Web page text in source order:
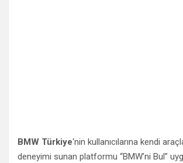
BMW Türkiye‘nin kullanıcılarına kendi
deneyimi sunan platformu “BMW’ni Bul”